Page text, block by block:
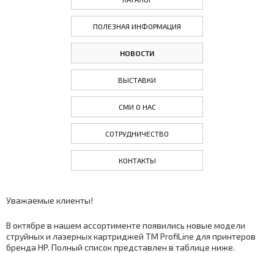
ПОЛЕЗНАЯ ИНФОРМАЦИЯ
НОВОСТИ
ВЫСТАВКИ
СМИ О НАС
СОТРУДНИЧЕСТВО
КОНТАКТЫ
Уважаемые клиенты!
В октябре в нашем ассортименте появились новые модели
струйных и лазерных картриджей ТМ ProfiLine для принтеров
бренда HP. Полный список представлен в таблице ниже.